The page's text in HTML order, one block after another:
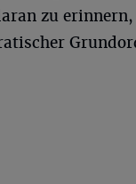
zu erinnern,